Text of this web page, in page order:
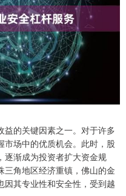
的关键因素之一。对于许多
市场中的优质机会。此时，股
逐渐成为投资者扩大资金规
角地区经济重镇，佛山的金
其专业性和安全性，受到越